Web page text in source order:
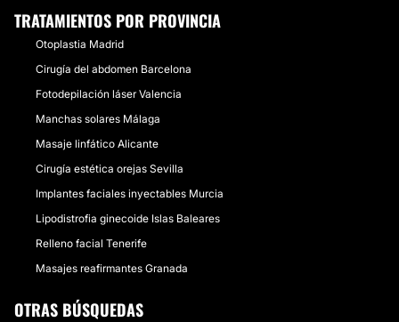
TRATAMIENTOS POR PROVINCIA
Otoplastia Madrid
Cirugía del abdomen Barcelona
Fotodepilación láser Valencia
Manchas solares Málaga
Masaje linfático Alicante
Cirugía estética orejas Sevilla
Implantes faciales inyectables Murcia
Lipodistrofia ginecoide Islas Baleares
Relleno facial Tenerife
Masajes reafirmantes Granada
OTRAS BÚSQUEDAS